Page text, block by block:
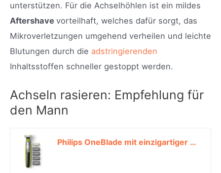
unterstützen. Für die Achselhöhlen ist ein mildes
Aftershave vorteilhaft, welches dafür sorgt, das
Mikroverletzungen umgehend verheilen und leichte
Blutungen durch die adstringierenden
Inhaltsstoffen schneller gestoppt werden.
Achseln rasieren: Empfehlung für
den Mann
Philips OneBlade mit einzigartiger OneBlade-Technologie inkl. 2 Klingen und 4 Trimm-Aufsätzen (Modell QP2530/30)*